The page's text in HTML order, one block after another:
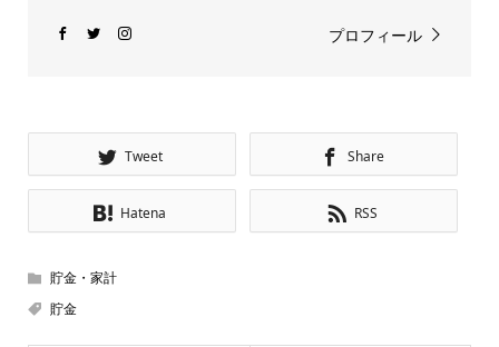
プロフィール
Tweet Share
Hatena RSS
貯金・家計
貯金